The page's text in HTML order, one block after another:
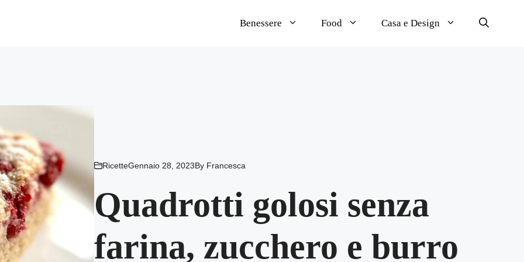
Benessere Food Casa e Design
RicetteGennaio 28, 2023By Francesca
Quadrotti golosi senza
farina, zucchero e burro